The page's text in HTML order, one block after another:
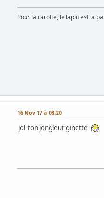
Pour la carotte, le lapin est la
16 Nov 17 à 08:20
joli ton jongleur ginette